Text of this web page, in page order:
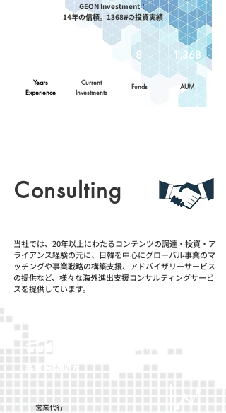
GEON Investment：
14年の信頼。1368₩の投資実績
8 1,368
Years
​Experience
Current
​Investments
Funds AUM
Consulting
当社では、20年以上にわたるコンテンツの調達・投資・ア
ライアンス経験の元に、日韓を中心にグローバル事業のマ
ッチングや事業戦略の構築支援、アドバイザリーサービス
の提供など、様々な海外進出支援コンサルティングサービ
スを提供しています。
​事業展開拡大
​営業代行